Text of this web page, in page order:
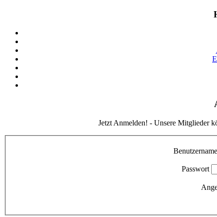
Jetzt Anmelden! - Unsere Mitglieder
Benutzername
Passwort